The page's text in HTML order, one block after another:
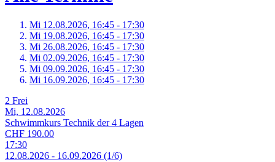
Mi 12.08.2026, 16:45 - 17:30
Mi 19.08.2026, 16:45 - 17:30
Mi 26.08.2026, 16:45 - 17:30
Mi 02.09.2026, 16:45 - 17:30
Mi 09.09.2026, 16:45 - 17:30
Mi 16.09.2026, 16:45 - 17:30
2 Frei
Mi, 12.08.2026
Schwimmkurs Technik der 4 Lagen
CHF 190.00
17:30
12.08.2026 - 16.09.2026 (1/6)